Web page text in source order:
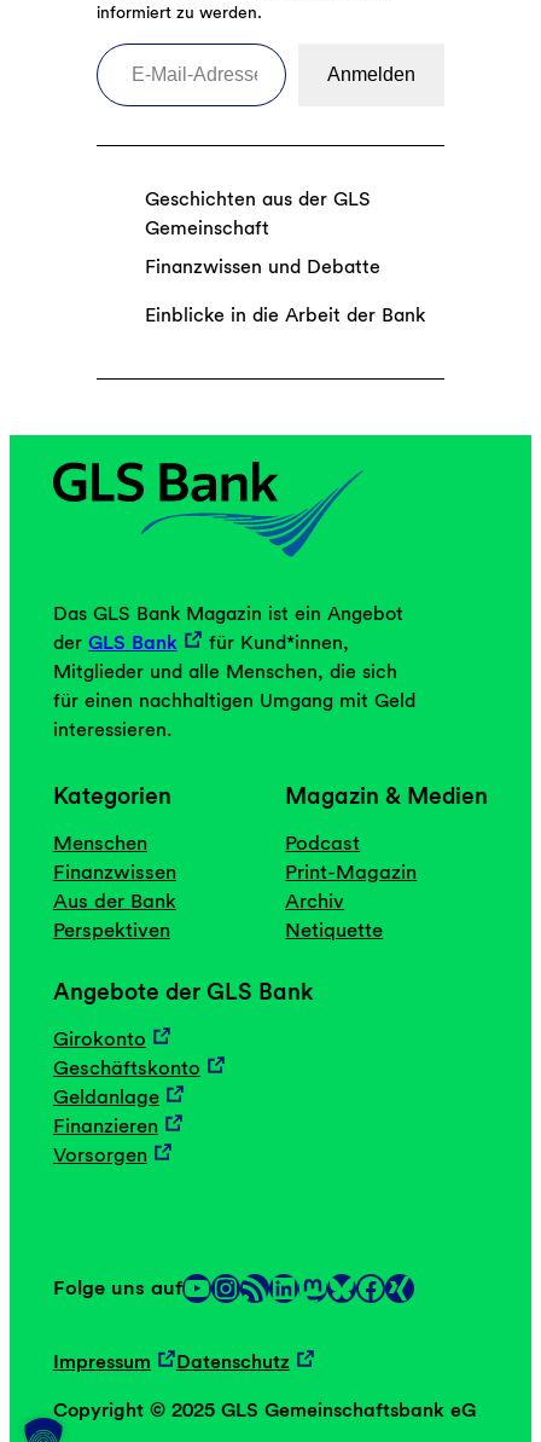
informiert zu werden.
E-Mail-Adresse eingeben
Anmelden
Geschichten aus der GLS
Gemeinschaft
Finanzwissen und Debatte
Einblicke in die Arbeit der Bank
Das GLS Bank Magazin ist ein Angebot
der GLS Bank
für Kund*innen,
Mitglieder und alle Menschen, die sich
für einen nachhaltigen Umgang mit Geld
interessieren.
Kategorien
Menschen
Finanzwissen
Aus der Bank
Perspektiven
Magazin & Medien
Podcast
Print-Magazin
Archiv
Netiquette
Angebote der GLS Bank
Girokonto
Geschäftskonto
Geldanlage
Finanzieren
Vorsorgen
Folge uns aufYouTube InstagramRSS-Feed LinkedIn Mastodon Link Facebook Link
Impressum Datenschutz
Copyright © 2025 GLS Gemeinschaftsbank eG